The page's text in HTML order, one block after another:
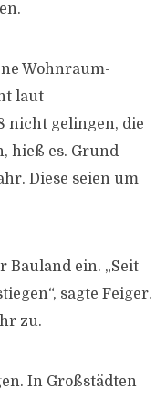
Wohnraum-
laut
nicht gelingen, die
hieß es. Grund
Diese seien um
Bauland ein. „Seit
sagte Feiger.
zu.
In Großstädten